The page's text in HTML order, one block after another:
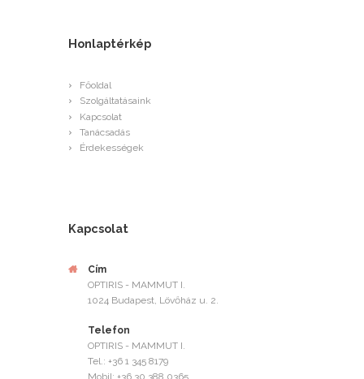
Honlaptérkép
Főoldal
Szolgáltatásaink
Kapcsolat
Tanácsadás
Érdekességek
Kapcsolat
Cím
OPTIRIS - MAMMUT I.
1024 Budapest, Lövőház u. 2.
Telefon
OPTIRIS - MAMMUT I.
Tel.: +36 1 345 8179